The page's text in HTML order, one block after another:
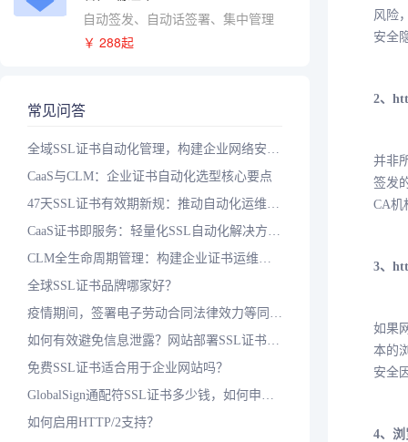
自动签发、自动话签署、集中管理
￥ 288起
常见问答
全域SSL证书自动化管理，构建企业网络安全智能防护体系
CaaS与CLM：企业证书自动化选型核心要点
47天SSL证书有效期新规：推动自动化运维升级的关键一步
CaaS证书即服务：轻量化SSL自动化解决方案，应对短周期证书时代
CLM全生命周期管理：构建企业证书运维标准化防护体系
全球SSL证书品牌哪家好？
疫情期间，签署电子劳动合同法律效力等同于纸质合同吗？
如何有效避免信息泄露？网站部署SSL证书是基本保障
免费SSL证书适合用于企业网站吗？
GlobalSign通配符SSL证书多少钱，如何申请？
如何启用HTTP/2支持？
风险
安全
2、
并非
签发
CA机
3、
如果
本的
安全
4、